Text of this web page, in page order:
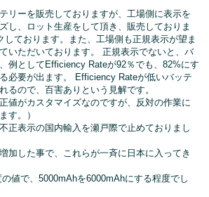
リーを販売しておりますが、工場側に表示を
し、ロット生産をして頂き、販売しておりま
しております。また、工場側も正規表示が望ま
いただいております。 正規表示でないと、バ
例としてEfficiency Rateが92％でも、82%にす
必要が出ます。 Efficiency Rateが低いバッテ
るので、百害ありという見解です。
値がカスタマイズなのですが、反対の作業に
す。）
正表示の国内輸入を瀬戸際で止めておりまし
加した事で、これらが一斉に日本に入ってき
値で、5000mAhを6000mAhにする程度でし